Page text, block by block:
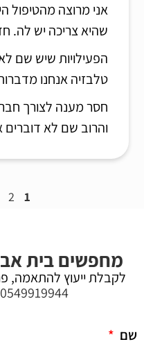
אני מרוצה מהטיפול
שהיא צריכה יש לה.
הפעילויות שיש שם
טלבזיה אנחנו
חסר מענה לצורך
והרוב שם לא
1
2
מחפשים בית
לקבלת ייעוץ להתאמה,
0549919944
שם